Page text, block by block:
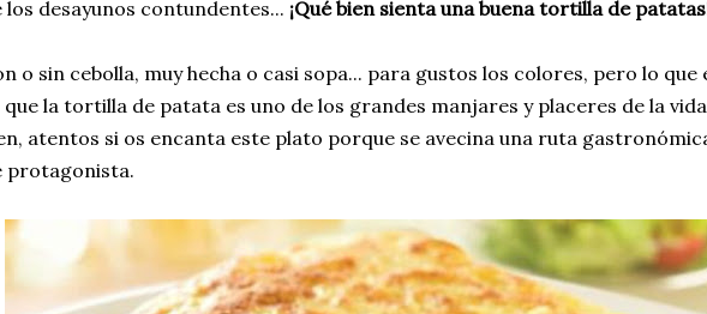
los desayunos contundentes... ¡Qué bien sienta una buena tortilla de
o sin cebolla, muy hecha o casi sopa... para gustos los colores, pero lo que
que la tortilla de patata es uno de los grandes manjares y placeres de la
atentos si os encanta este plato porque se avecina una ruta
protagonista.